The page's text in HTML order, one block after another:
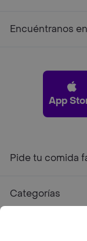
Encuéntranos
App
Pide tu comida
Categorías